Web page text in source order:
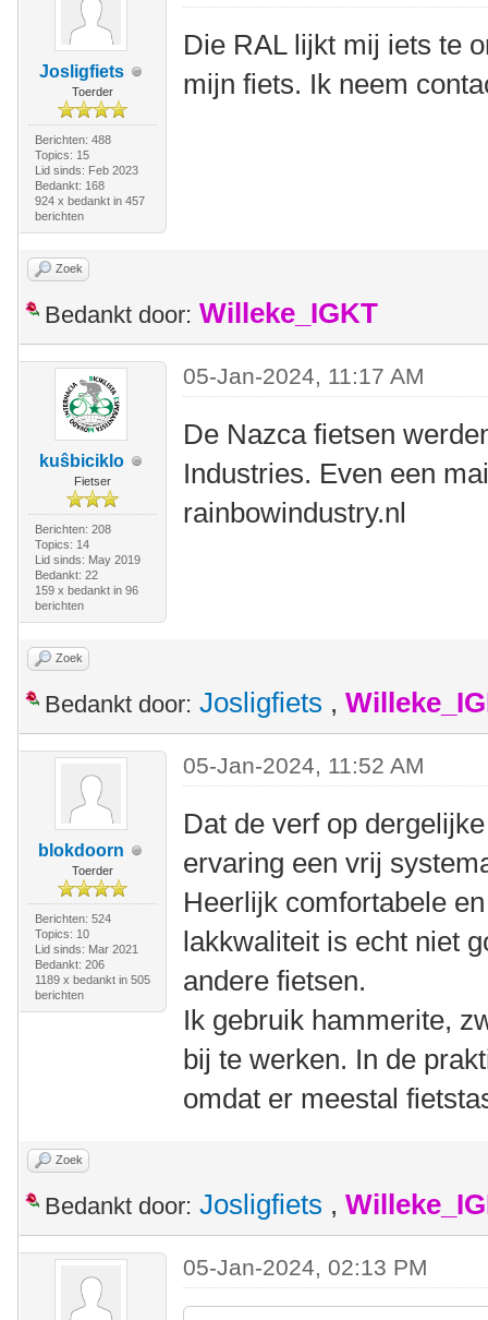
Josligfiets
Toerder
Berichten: 488
Topics: 15
Lid sinds: Feb 2023
Bedankt: 168
924 x bedankt in 457
berichten
Die RAL lijkt mij iets te
mijn fiets. Ik neem
Zoek
Bedankt door: Willeke_IGKT
kuŝbiciklo
Fietser
Berichten: 208
Topics: 14
Lid sinds: May 2019
Bedankt: 22
159 x bedankt in 96
berichten
05-Jan-2024, 11:17 AM
De Nazca fietsen
Industries. Even een
rainbowindustry.nl
Zoek
Bedankt door: Josligfiets ,
blokdoorn
Toerder
Berichten: 524
Topics: 10
Lid sinds: Mar 2021
Bedankt: 206
1189 x bedankt in 505
berichten
05-Jan-2024, 11:52 AM
Dat de verf op
ervaring een vrij
Heerlijk comfortabele
lakkwaliteit is echt niet
andere fietsen.
Ik gebruik hammerite,
bij te werken. In de
omdat er meestal
Zoek
Bedankt door: Josligfiets ,
05-Jan-2024, 02:13 PM